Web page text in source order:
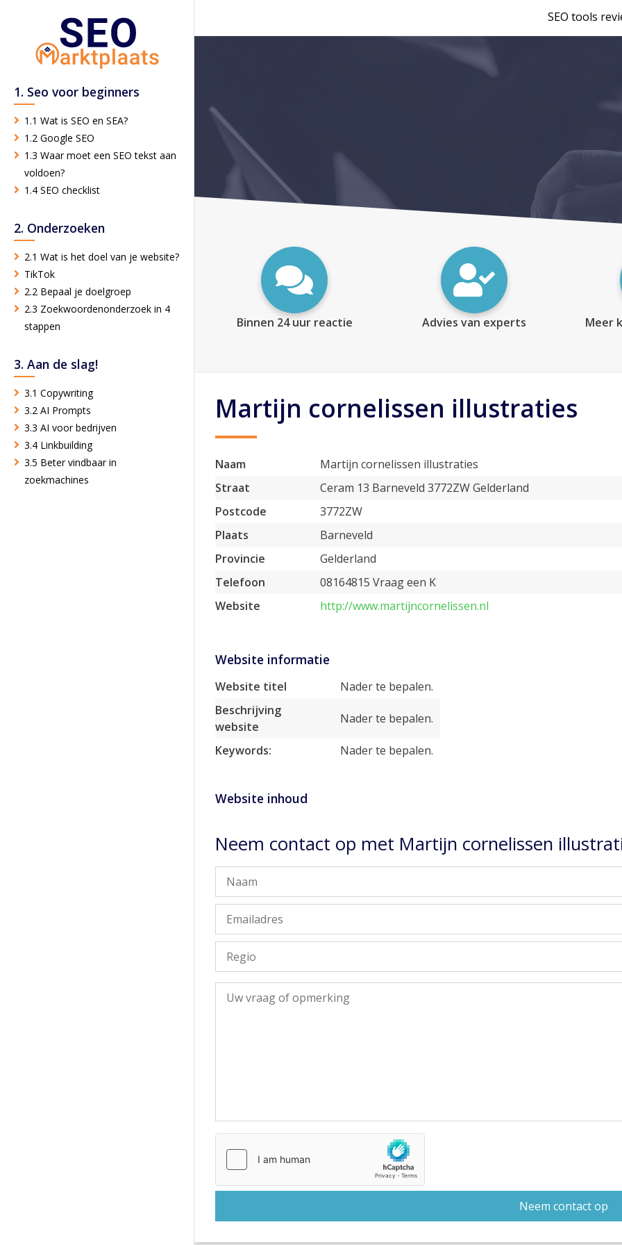
SEO tools
1. Seo voor beginners
1.1 Wat is SEO en SEA?
1.2 Google SEO
1.3 Waar moet een SEO tekst aan
voldoen?
1.4 SEO checklist
2. Onderzoeken
2.1 Wat is het doel van je website?
TikTok
2.2 Bepaal je doelgroep
2.3 Zoekwoordenonderzoek in 4
stappen
3. Aan de slag!
3.1 Copywriting
3.2 AI Prompts
3.3 AI voor bedrijven
3.4 Linkbuilding
3.5 Beter vindbaar in
zoekmachines
Binnen 24 uur reactie Advies van experts Meer
Martijn cornelissen illustraties
Naam
Martijn cornelissen illustraties
Straat
Ceram 13 Barneveld 3772ZW Gelderland
Postcode
3772ZW
Plaats
Barneveld
Provincie
Gelderland
Telefoon
08164815 Vraag een K
Website
http://www.martijncornelissen.nl
Website informatie
Website titel
Nader te bepalen.
Beschrijving
website
Nader te bepalen.
Keywords: Nader te bepalen.
Website inhoud
Neem contact op met Martijn cornelissen